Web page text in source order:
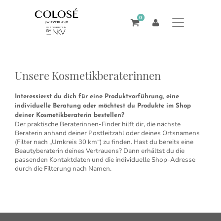
0
Unsere Kosmetikberaterinnen
Interessierst du dich für eine Produktvorführung, eine
individuelle Beratung oder möchtest du Produkte im Shop
deiner Kosmetikberaterin bestellen?
Der praktische Beraterinnen-Finder hilft dir, die nächste
Beraterin anhand deiner Postleitzahl oder deines Ortsnamens
(Filter nach „Umkreis 30 km“) zu finden. Hast du bereits eine
Beautyberaterin deines Vertrauens? Dann erhältst du die
passenden Kontaktdaten und die individuelle Shop-Adresse
durch die Filterung nach Namen.